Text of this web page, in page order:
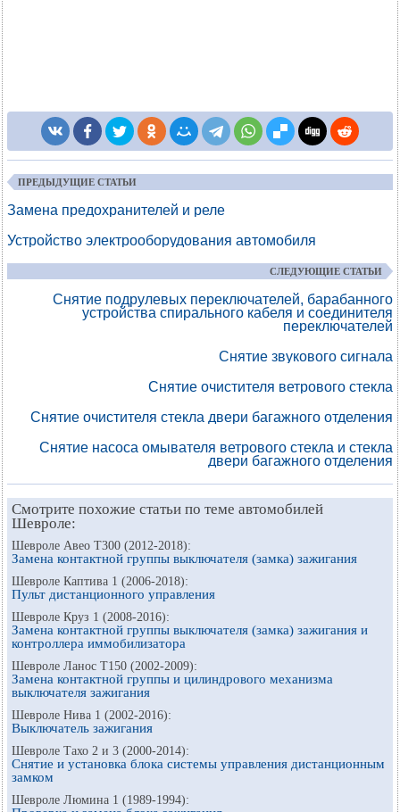
ПРЕДЫДУЩИЕ СТАТЬИ
Замена предохранителей и реле
Устройство электрооборудования автомобиля
СЛЕДУЮЩИЕ СТАТЬИ
Снятие подрулевых переключателей, барабанного
устройства спирального кабеля и соединителя
переключателей
Снятие звукового сигнала
Снятие очистителя ветрового стекла
Снятие очистителя стекла двери багажного отделения
Снятие насоса омывателя ветрового стекла и стекла
двери багажного отделения
Смотрите похожие статьи по теме автомобилей
Шевроле:
Шевроле Авео Т300 (2012-2018):
Замена контактной группы выключателя (замка) зажигания
Шевроле Каптива 1 (2006-2018):
Пульт дистанционного управления
Шевроле Круз 1 (2008-2016):
Замена контактной группы выключателя (замка) зажигания и
контроллера иммобилизатора
Шевроле Ланос Т150 (2002-2009):
Замена контактной группы и цилиндрового механизма
выключателя зажигания
Шевроле Нива 1 (2002-2016):
Выключатель зажигания
Шевроле Тахо 2 и 3 (2000-2014):
Снятие и установка блока системы управления дистанционным
замком
Шевроле Люмина 1 (1989-1994):